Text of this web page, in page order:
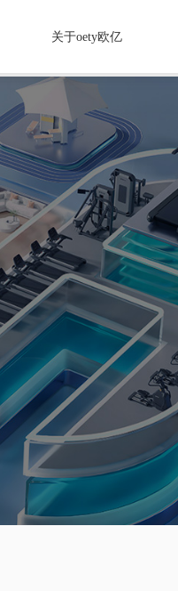
关于oety欧亿